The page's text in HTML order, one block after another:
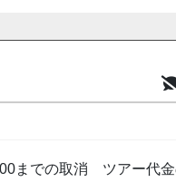
までの取消 ツアー代金